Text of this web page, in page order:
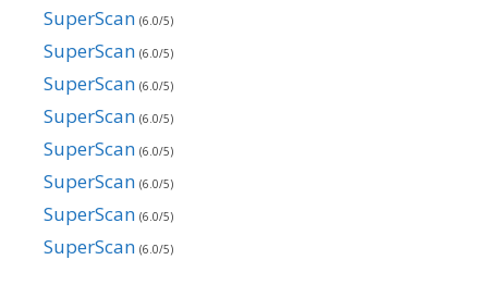
SuperScan (6.0/5)
SuperScan (6.0/5)
SuperScan (6.0/5)
SuperScan (6.0/5)
SuperScan (6.0/5)
SuperScan (6.0/5)
SuperScan (6.0/5)
SuperScan (6.0/5)